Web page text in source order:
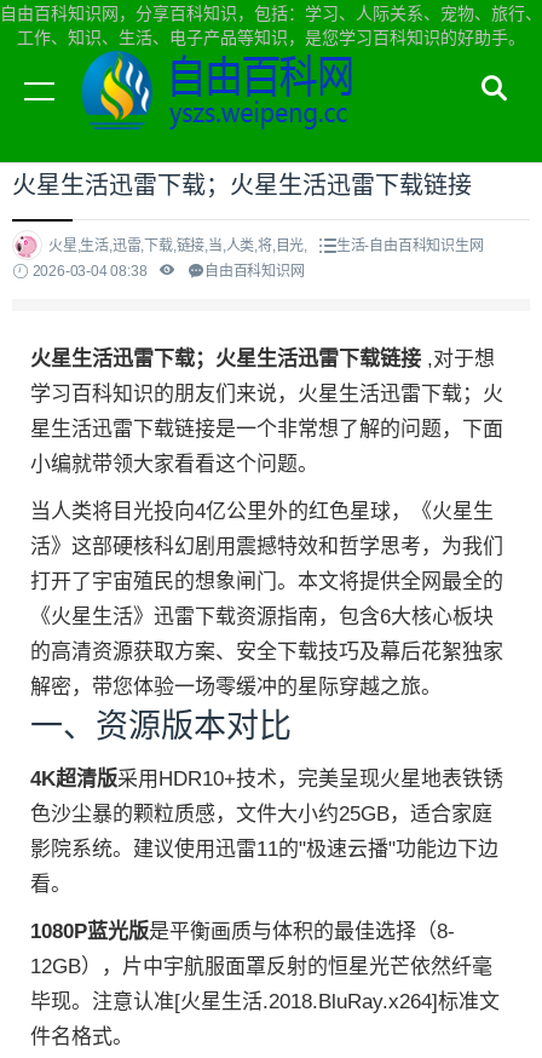
自由百科知识网，分享百科知识，包括：学习、人际关系、宠物、旅行、
工作、知识、生活、电子产品等知识，是您学习百科知识的好助手。
当前位置：自由百科知识网首页>生活
火星生活迅雷下载；火星生活迅雷下载链接
火星,生活,迅雷,下载,链接,当,人类,将,目光,
生活-自由百科知识生网
2026-03-04 08:38
自由百科知识网
火星生活迅雷下载；火星生活迅雷下载链接 ,对于想
学习百科知识的朋友们来说，火星生活迅雷下载；火
星生活迅雷下载链接是一个非常想了解的问题，下面
小编就带领大家看看这个问题。
当人类将目光投向4亿公里外的红色星球，《火星生
活》这部硬核科幻剧用震撼特效和哲学思考，为我们
打开了宇宙殖民的想象闸门。本文将提供全网最全的
《火星生活》迅雷下载资源指南，包含6大核心板块
的高清资源获取方案、安全下载技巧及幕后花絮独家
解密，带您体验一场零缓冲的星际穿越之旅。
一、资源版本对比
4K超清版采用HDR10+技术，完美呈现火星地表铁锈
色沙尘暴的颗粒质感，文件大小约25GB，适合家庭
影院系统。建议使用迅雷11的"极速云播"功能边下边
看。
1080P蓝光版是平衡画质与体积的最佳选择（8-
12GB），片中宇航服面罩反射的恒星光芒依然纤毫
毕现。注意认准[火星生活.2018.BluRay.x264]标准文
件名格式。